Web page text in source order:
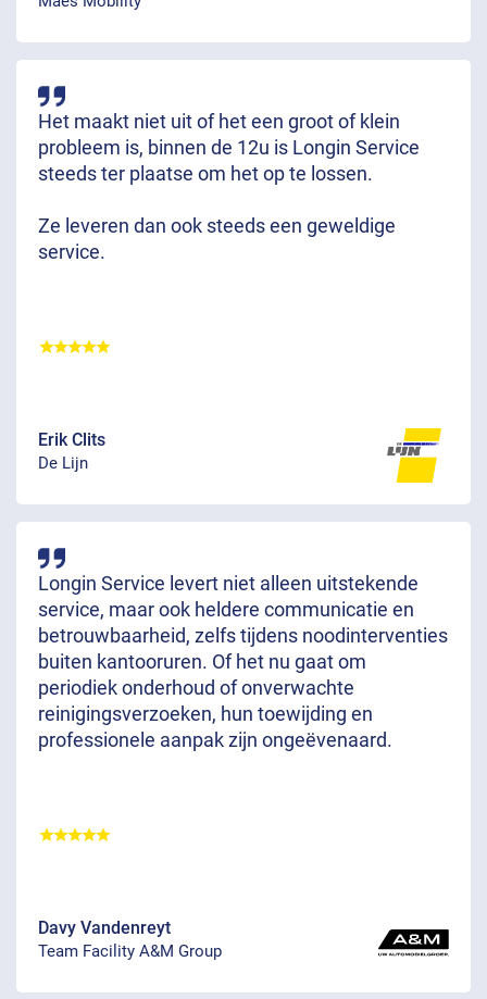
Het maakt niet uit of het een groot of klein
probleem is, binnen de 12u is Longin Service
steeds ter plaatse om het op te lossen.
Ze leveren dan ook steeds een geweldige
service.
Erik Clits
De Lijn
Longin Service levert niet alleen uitstekende
service, maar ook heldere communicatie en
betrouwbaarheid, zelfs tijdens noodinterventies
buiten kantooruren. Of het nu gaat om
periodiek onderhoud of onverwachte
reinigingsverzoeken, hun toewijding en
professionele aanpak zijn ongeëvenaard.
Davy Vandenreyt
Team Facility A&M Group